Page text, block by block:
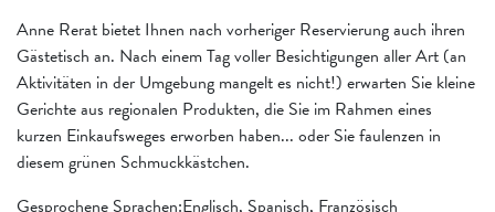
Anne Rerat bietet Ihnen nach vorheriger Reservierung auch ihren
Gästetisch an. Nach einem Tag voller Besichtigungen aller Art (an
Aktivitäten in der Umgebung mangelt es nicht!) erwarten Sie kleine
Gerichte aus regionalen Produkten, die Sie im Rahmen eines
kurzen Einkaufsweges erworben haben... oder Sie faulenzen in
diesem grünen Schmuckkästchen.
Gesprochene Sprachen:Englisch, Spanisch, Französisch